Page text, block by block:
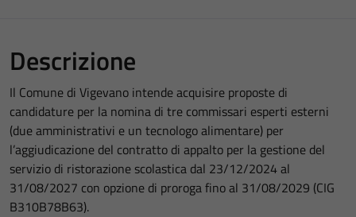
Descrizione
Il Comune di Vigevano intende acquisire proposte di
candidature per la nomina di tre commissari esperti esterni
(due amministrativi e un tecnologo alimentare) per
l’aggiudicazione del contratto di appalto per la gestione del
servizio di ristorazione scolastica dal 23/12/2024 al
31/08/2027 con opzione di proroga fino al 31/08/2029 (CIG
B310B78B63).